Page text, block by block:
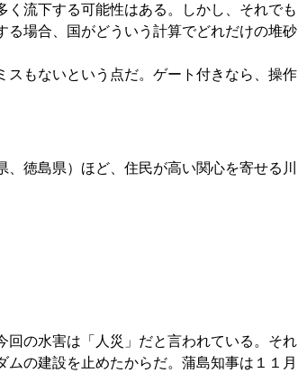
流下する可能性はある。しかし、それでも
場合、国がどういう計算でどれだけの堆砂
もないという点だ。ゲート付きなら、操作
徳島県）ほど、住民が高い関心を寄せる川
の水害は「人災」だと言われている。それ
の建設を止めたからだ。蒲島知事は１１月